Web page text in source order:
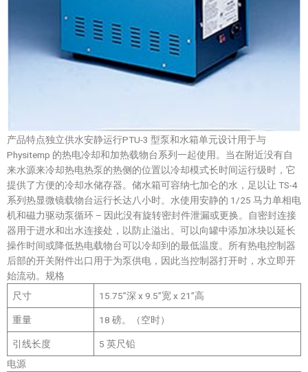
产品特点独立供水安静运行PTU-3 型泵和水箱单元设计用于与
Physitemp 的热电冷却和加热载物台系列一起使用。当在附近没有自
来水源来冷却热电热泵的热侧的位置以冷却模式长时间运行级时，它
提供了方便的冷却水储存器。储水箱可容纳七加仑的水，足以让 TS-4
系列热显微镜载物台运行长达八小时。水使用安静的 1/25 马力单相电
机和磁力驱动泵循环 – 因此没有旋转密封件泄漏或更换。自密封连接
器用于进水和出水连接处，以防止溢出。可以向罐中添加冰块以延长
操作时间或降低热电载物台可以冷却到的最低温度。所有热电控制器
后部的开关附件出口用于为泵供电，因此当控制器打开时，水立即开
始流动。规格
尺寸
15.75”深 x 9.5”宽 x 21”高
重量 18 磅。（空时）
引线长度
5 英尺铅
电源